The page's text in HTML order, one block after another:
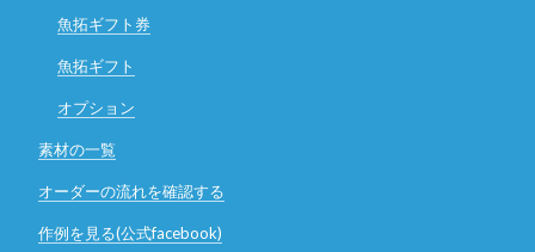
魚拓ギフト券
魚拓ギフト
オプション
素材の一覧
オーダーの流れを確認する
作例を見る(公式facebook)